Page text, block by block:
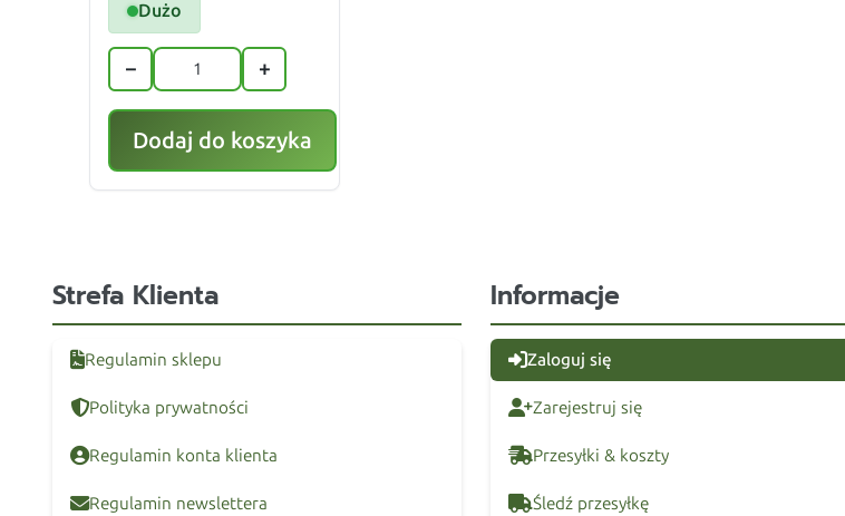
Dużo
− +
Dodaj do koszyka
Strefa Klienta
Regulamin sklepu
Polityka prywatności
Regulamin konta klienta
Regulamin newslettera
Informacje
Zaloguj się
Zarejestruj się
Przesyłki & koszty
Śledź przesyłkę